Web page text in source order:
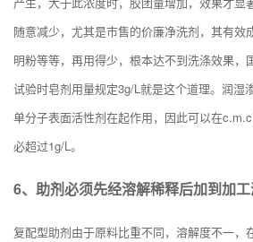
随意减少，尤其是市售的价廉净洗剂，其有效
明粉等等，再用得少，根本达不到洗涤效果，
试验时皂剂用量规定3g/L就是这个道理。润湿
单分子表面活性剂在起作用，因此可以在
必超过1g/L。
6、助剂必须先经溶解稀释后加到加
复配型助剂由于原料比重不同，溶解度不一，